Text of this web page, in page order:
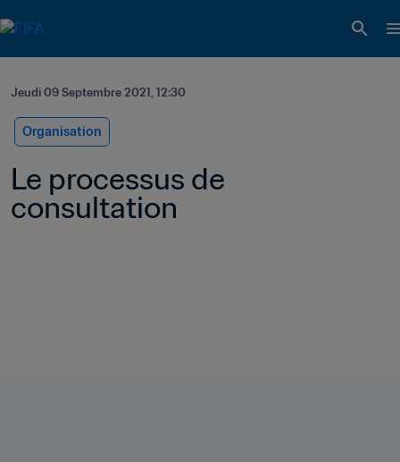
Jeudi 09 Septembre 2021, 12:30
Organisation
Le processus de
consultation